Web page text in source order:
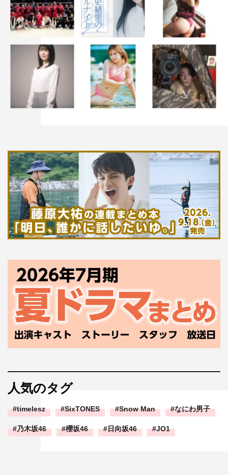
人気のタグ
timelesz SixTONES Snow Man なにわ男子
乃木坂46 櫻坂46 日向坂46 JO1